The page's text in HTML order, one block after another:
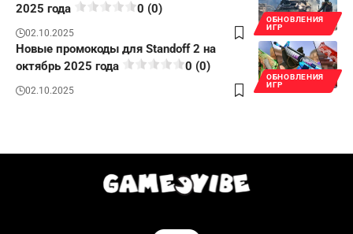
ОБНОВЛЕНИЯ
ИГР
2025 года
0 (0)
02.10.2025
ОБНОВЛЕНИЯ
ИГР
Новые промокоды для Standoff 2 на
октябрь 2025 года
0 (0)
02.10.2025